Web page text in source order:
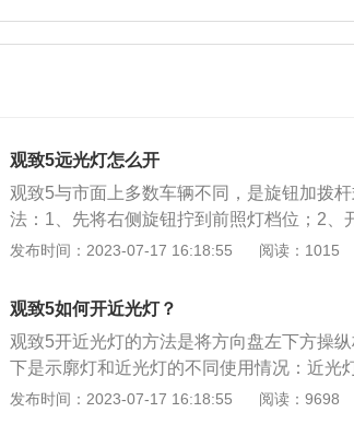
观致5远光灯怎么开
观致5与市面上多数车辆不同，是旋钮加拨
法：1、先将右侧旋钮拧到前照灯档位；2、
方向盘的位置向下拨动开关，拨回来一个挡
无路灯照明或照明不良的道路；2、机动车
遇有雾、雨、雪、沙尘、冰雹等低能见度低
标识牌时。
发布时间：2023-07-17 16:18:55 阅读：1015
观致5如何开近光灯？
观致5开近光灯的方法是将方向盘左下方操
下是示廓灯和近光灯的不同使用情况：近光
0米左右。在没有中心隔离设施或者没有中
发布时间：2023-07-17 16:18:55 阅读：9698